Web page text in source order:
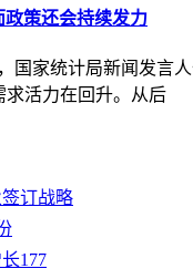
政策还会持续发力
国家统计局新闻发
求活力在回升。从后
订战略
177